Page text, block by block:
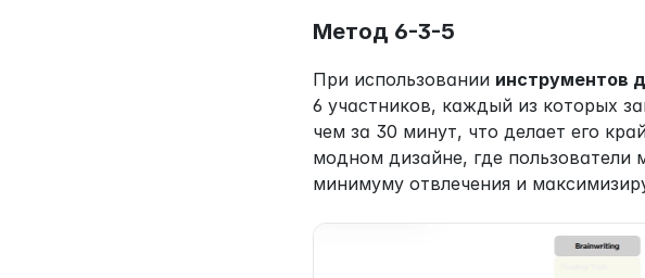
Метод 6-3-5
При использовании инструментов
6 участников, каждый из которых
чем за 30 минут, что делает его
модном дизайне, где пользователи
минимуму отвлечения и